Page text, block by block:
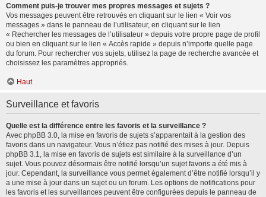
Comment puis-je trouver mes propres messages et sujets ?
Vos messages peuvent être retrouvés en cliquant sur le lien « Voir vos
messages » dans le panneau de l’utilisateur, en cliquant sur le lien
« Rechercher les messages de l’utilisateur » depuis votre propre page de profil
ou bien en cliquant sur le lien « Accès rapide » depuis n’importe quelle page
du forum. Pour rechercher vos sujets, utilisez la page de recherche avancée et
choisissez les paramètres appropriés.
Haut
Surveillance et favoris
Quelle est la différence entre les favoris et la surveillance ?
Avec phpBB 3.0, la mise en favoris de sujets s’apparentait à la gestion des
favoris dans un navigateur. Vous n’étiez pas notifié des mises à jour. Depuis
phpBB 3.1, la mise en favoris de sujets est similaire à la surveillance d’un
sujet. Vous pouvez désormais être notifié lorsqu’un sujet favoris a été mis à
jour. Cependant, la surveillance vous permet également d’être notifié lorsqu’il y
a une mise à jour dans un sujet ou un forum. Les options de notifications pour
les favoris et les surveillances peuvent être configurées depuis le panneau de